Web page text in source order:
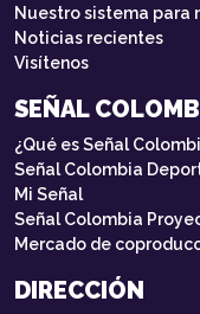
Nuestro sistema para
Noticias recientes
Visítenos
SEÑAL
¿Qué es Señal
Señal Colombia
Mi Señal
Señal Colombia
Mercado de
DIRECCIÓN